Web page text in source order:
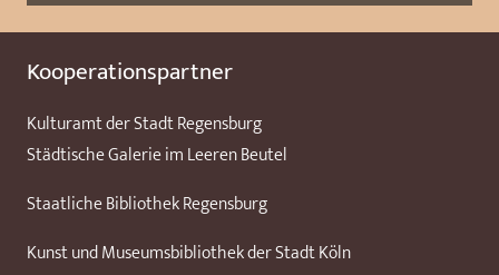
Kooperationspartner
Kulturamt der Stadt Regensburg
Städtische Galerie im Leeren Beutel
Staatliche Bibliothek Regensburg
Kunst und Museumsbibliothek der Stadt Köln